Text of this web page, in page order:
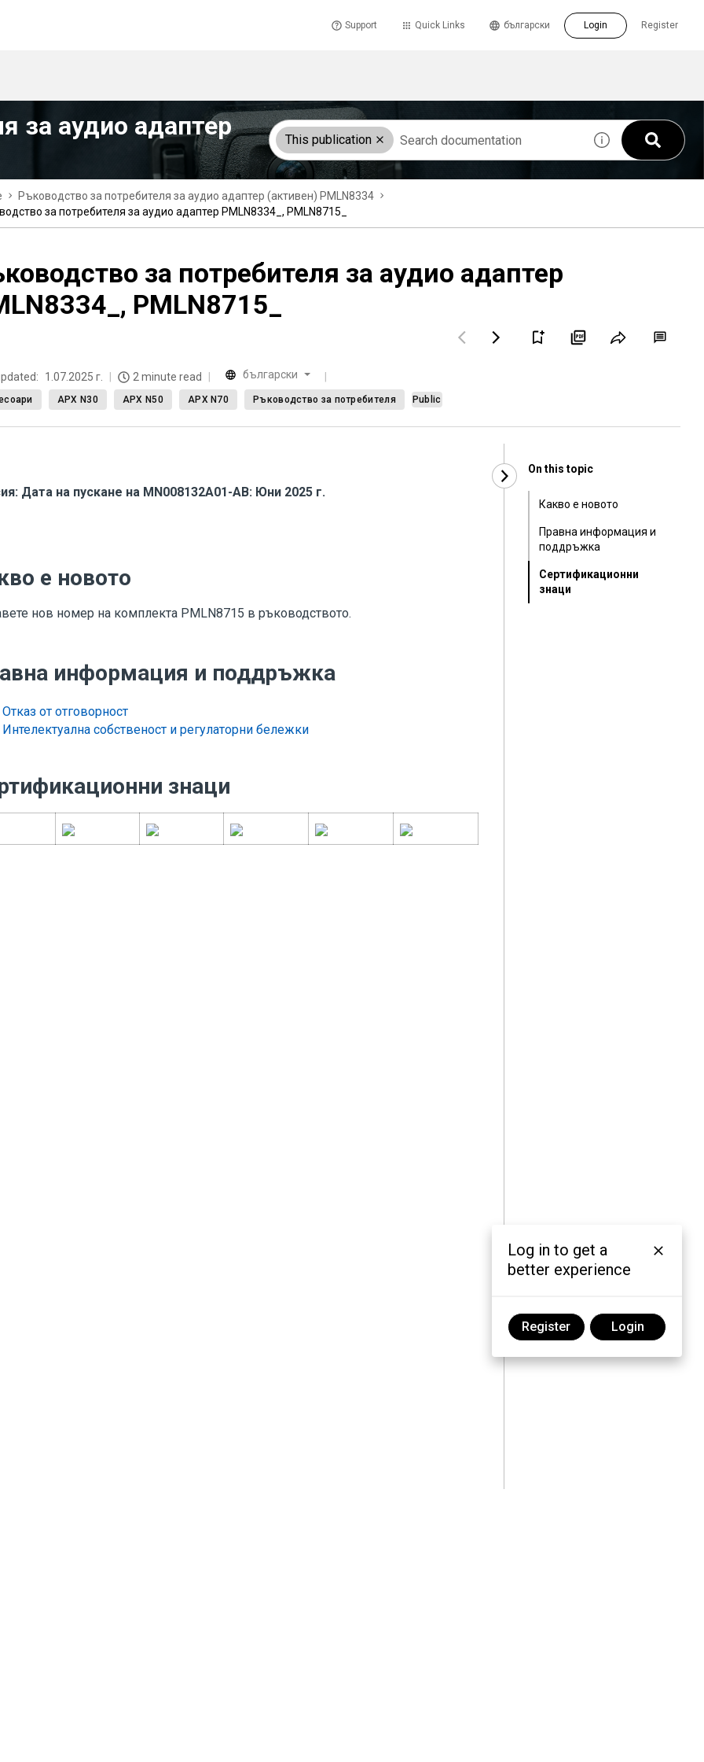
Support Quick Links Register
български Login
за аудио адаптер This publication
Ръководство за потребителя за аудио адаптер (активен) PMLN8334
за потребителя за аудио адаптер PMLN8334_, PMLN8715_
за потребителя за аудио адаптер
PMLN8715_
1.07.2025 г. 2 minute read български
APX N30 APX N50 APX N70 Ръководство за потребителя Public
Дата на пускане на MN008132A01-AB: Юни 2025 г.
е новото
нов номер на комплекта PMLN8715 в ръководството.
информация и поддръжка
Отказ от отговорност
Интелектуална собственост и регулаторни бележки
знаци
On this topic
Какво е новото
Правна информация и
поддръжка
Сертификационни
знаци
Log in to get a
better experience
Register Login